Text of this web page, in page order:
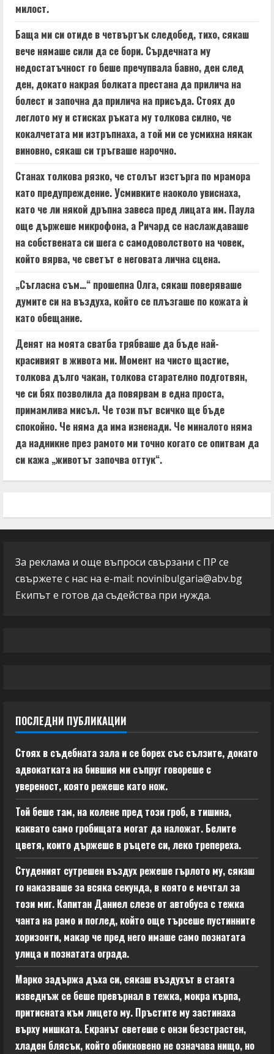
милост.
Баща ми си отиде в четвъртък следобед, тихо, сякаш
вече нямаше сили да се бори. Сърдечната му
недостатъчност го беше пречупвала бавно, ден след
ден, докато накрая болката престана да прилича на
болест и започна да прилича на присъда. Стоях до
леглото му и стисках ръката му толкова силно, че
кокалчетата ми изтръпнаха, а той ми се усмихна някак
виновно, сякаш си тръгваше нарочно.
Станах толкова рязко, че столът изстърга по мрамора
като предупреждение. Усмивките наоколо увиснаха,
като че ли някой дръпна завеса пред лицата им. Паула
още държеше микрофона, а Ричард се наслаждаваше
на собствената си шега с самодоволството на човек,
който вярва, че светът е неговата лична сцена.
„Съгласна съм…“ прошепна Олга, сякаш поверяваше
думите си на въздуха, който се плъзгаше по кожата ѝ
като обещание.
Денят на моята сватба трябваше да бъде най-
красивият в живота ми. Момент на чисто щастие,
толкова дълго чакан, толкова старателно подготвян,
че си бях позволила да повярвам в една проста,
примамлива мисъл. Че този път всичко ще бъде
спокойно. Че няма да има изненади. Че миналото няма
да надникне през рамото ми точно когато се опитвам да
си кажа „животът започва оттук“.
За реклама и още въпроси свързани с ПР се
свържете с нас на e-mail: novinibulgaria@abv.bg
Екипът е готов да съдейства при нужда.
ПОСЛЕДНИ ПУБЛИКАЦИИ
Стоях в съдебната зала и се борех със сълзите, докато
адвокатката на бившия ми съпруг говореше с
увереност, която режеше като нож.
Той беше там, на колене пред този гроб, в тишина,
каквато само гробищата могат да наложат. Белите
цветя, които държеше в ръцете си, леко трепереха.
Студеният сутрешен въздух режеше гърлото му, сякаш
го наказваше за всяка секунда, в която е мечтал за
този миг. Капитан Даниел слезе от автобуса с тежка
чанта на рамо и поглед, който още търсеше пустинните
хоризонти, макар че пред него имаше само познатата
улица и познатата ограда.
Марко задържа дъха си, сякаш въздухът в стаята
изведнъж се беше превърнал в тежка, мокра кърпа,
притисната към лицето му. Пръстите му застинаха
върху мишката. Екранът светеше с онзи безстрастен,
хладен блясък, който обикновено не означава нищо, но